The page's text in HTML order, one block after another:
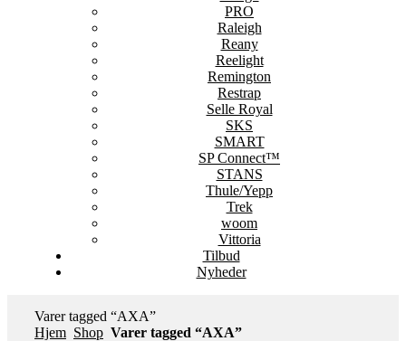
PRO
Raleigh
Reany
Reelight
Remington
Restrap
Selle Royal
SKS
SMART
SP Connect™
STANS
Thule/Yepp
Trek
woom
Vittoria
Tilbud
Nyheder
Varer tagged “AXA”
Hjem Shop Varer tagged “AXA”